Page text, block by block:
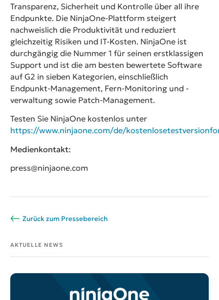
Transparenz, Sicherheit und Kontrolle über all ihre
Endpunkte. Die NinjaOne-Plattform steigert
nachweislich die Produktivität und reduziert
gleichzeitig Risiken und IT-Kosten. NinjaOne ist
durchgängig die Nummer 1 für seinen erstklassigen
Support und ist die am besten bewertete Software
auf G2 in sieben Kategorien, einschließlich
Endpunkt-Management, Fern-Monitoring und -
verwaltung sowie Patch-Management.
Testen Sie NinjaOne kostenlos unter
https://www.ninjaone.com/de/
Medienkontakt:
press@ninjaone.com
Zurück zum Pressebereich
AKTUELLE NEWS